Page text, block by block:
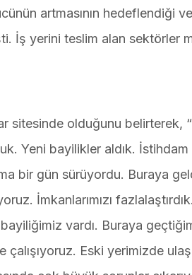
artmasının hedeflendiği
İş yerini teslim alan sektörler
sitesinde olduğunu belirterek,
bayilikler aldık. İstihdam
bir gün sürüyordu. Buraya
İmkanlarımızı
vardı. Buraya
Eski yerimizde